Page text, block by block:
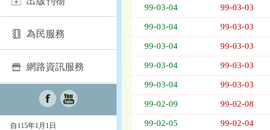
為民服務
網路資訊服務
自115年1月1日
為：
期、
標
99-03-04 99-03-03
99-03-04 99-03-03
99-03-04 99-03-03
99-03-04 99-03-03
99-03-04 99-03-03
99-02-09 99-02-08
99-02-05 99-02-04